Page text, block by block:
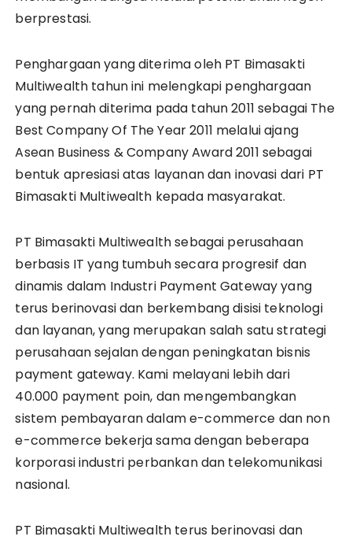
berprestasi.
Penghargaan yang diterima oleh PT Bimasakti
Multiwealth tahun ini melengkapi penghargaan
yang pernah diterima pada tahun 2011 sebagai The
Best Company Of The Year 2011 melalui ajang
Asean Business & Company Award 2011 sebagai
bentuk apresiasi atas layanan dan inovasi dari PT
Bimasakti Multiwealth kepada masyarakat.
PT Bimasakti Multiwealth sebagai perusahaan
berbasis IT yang tumbuh secara progresif dan
dinamis dalam Industri Payment Gateway yang
terus berinovasi dan berkembang disisi teknologi
dan layanan, yang merupakan salah satu strategi
perusahaan sejalan dengan peningkatan bisnis
payment gateway. Kami melayani lebih dari
40.000 payment poin, dan mengembangkan
sistem pembayaran dalam e-commerce dan non
e-commerce bekerja sama dengan beberapa
korporasi industri perbankan dan telekomunikasi
nasional.
PT Bimasakti Multiwealth terus berinovasi dan